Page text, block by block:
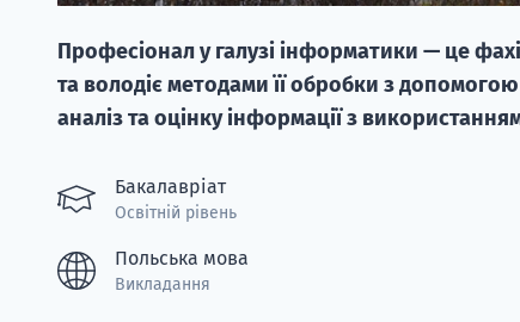
Професіонал у галузі інформатики — це
та володіє методами її обробки з
аналіз та оцінку інформації з
Бакалавріат
Освітній рівень
Польська мова
Викладання